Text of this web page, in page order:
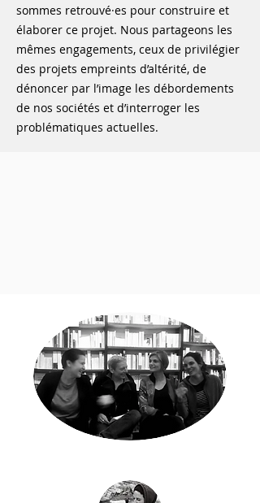
sommes retrouvé·es pour construire et
élaborer ce projet. Nous partageons les
mêmes engagements, ceux de privilégier
des projets empreints d’altérité, de
dénoncer par l’image les débordements
de nos sociétés et d’interroger les
problématiques actuelles.